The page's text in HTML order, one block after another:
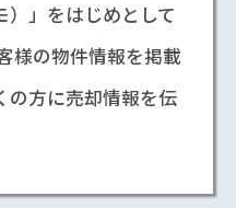
」をはじめとして
様の物件情報を掲載
の方に売却情報を伝